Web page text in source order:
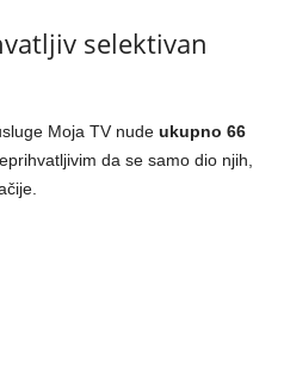
selektivan
Moja TV nude ukupno 66
da se samo dio njih,